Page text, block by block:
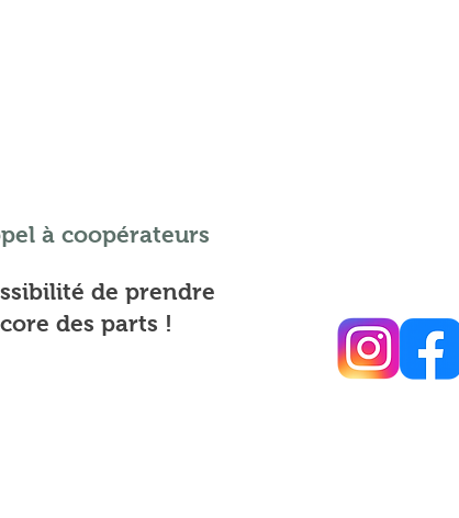
à coopérateurs
de prendre
des parts !